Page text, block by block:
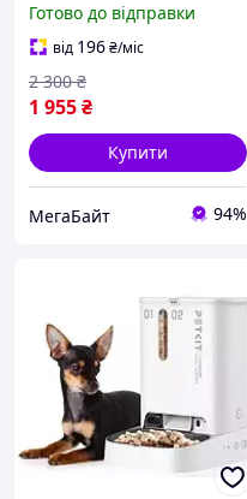
Розумна годівниця для
тварин | Диспенсер
корму
Готово до відправки
від 196₴/міс
1 955₴
2 300 ₴
Купити
МегаБайт 94%